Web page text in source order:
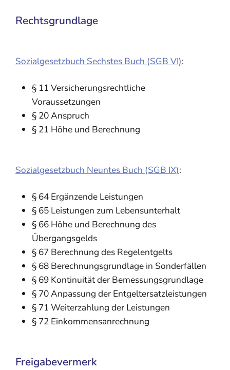
Rechtsgrundlage
Sozialgesetzbuch Sechstes Buch (SGB VI):
§ 11 Versicherungsrechtliche
Voraussetzungen
§ 20 Anspruch
§ 21 Höhe und Berechnung
Sozialgesetzbuch Neuntes Buch (SGB IX):
§ 64 Ergänzende Leistungen
§ 65 Leistungen zum Lebensunterhalt
§ 66 Höhe und Berechnung des
Übergangsgelds
§ 67 Berechnung des Regelentgelts
§ 68 Berechnungsgrundlage in Sonderfällen
§ 69 Kontinuität der Bemessungsgrundlage
§ 70 Anpassung der Entgeltersatzleistungen
§ 71 Weiterzahlung der Leistungen
§ 72 Einkommensanrechnung
Freigabevermerk